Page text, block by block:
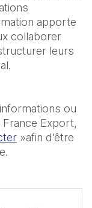
apporte
collaborer
leurs
ou
France Export,
»afin d’être